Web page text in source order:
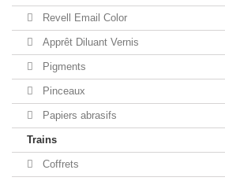
Revell Email Color
Apprêt Diluant Vernis
Pigments
Pinceaux
Papiers abrasifs
Trains
Coffrets